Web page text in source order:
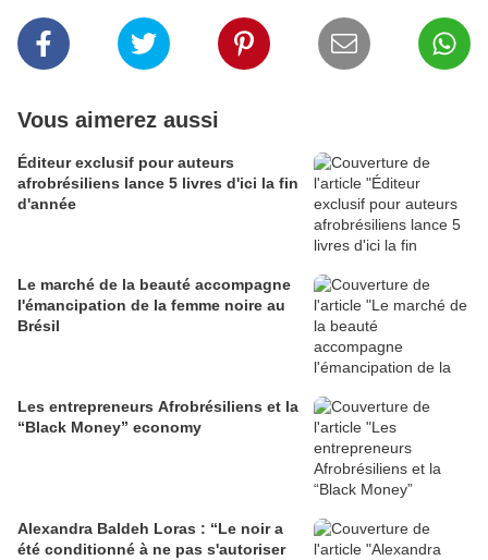
Vous aimerez aussi
Éditeur exclusif pour auteurs
afrobrésiliens lance 5 livres d'ici la fin
d'année
Le marché de la beauté accompagne
l'émancipation de la femme noire au
Brésil
Les entrepreneurs Afrobrésiliens et la
“Black Money” economy
Alexandra Baldeh Loras : “Le noir a
été conditionné à ne pas s'autoriser